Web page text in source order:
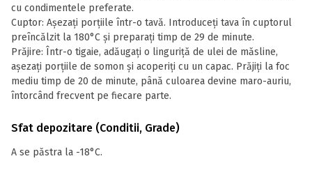
cu condimentele preferate.
Cuptor: Așezați porțiile într-o tavă. Introduceți tava în cuptorul
preîncălzit la 180°C și preparați timp de 29 de minute.
Prăjire: Într-o tigaie, adăugați o linguriță de ulei de măsline,
așezați porțiile de somon și acoperiți cu un capac. Prăjiți la foc
mediu timp de 20 de minute, până culoarea devine maro-auriu,
întorcând frecvent pe fiecare parte.
Sfat depozitare (Conditii, Grade)
A se păstra la -18°C.